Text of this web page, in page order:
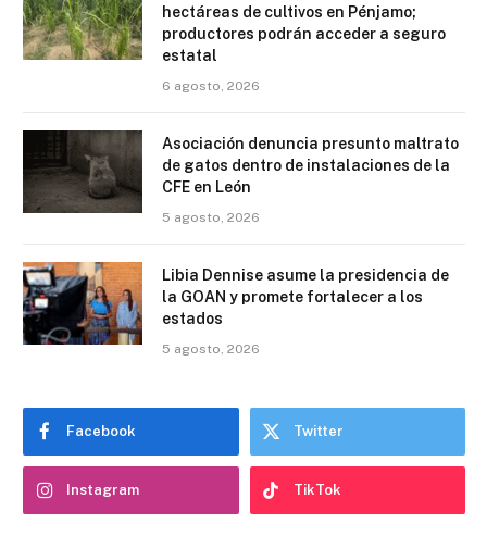
hectáreas de cultivos en Pénjamo;
productores podrán acceder a seguro
estatal
6 agosto, 2026
Asociación denuncia presunto maltrato
de gatos dentro de instalaciones de la
CFE en León
5 agosto, 2026
Libia Dennise asume la presidencia de
la GOAN y promete fortalecer a los
estados
5 agosto, 2026
Facebook Twitter
Instagram TikTok